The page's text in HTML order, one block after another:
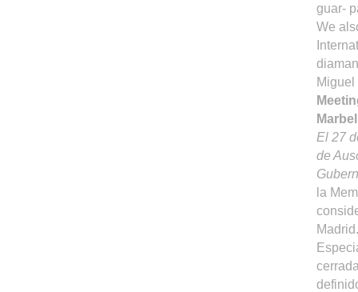
guar-
We
Miguel
El 27
de
la